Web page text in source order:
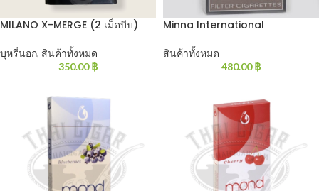
MILANO X-MERGE (2 เม็ดบีบ)
บุหรี่นอก, สินค้าทั้งหมด
350.00฿
Minna International
สินค้าทั้งหมด
480.00฿